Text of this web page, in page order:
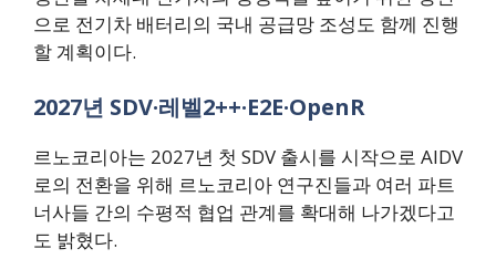
으로 전기차 배터리의 국내 공급망 조성도 함께 진행
할 계획이다.
2027년 SDV·레벨2++·E2E·OpenR
르노코리아는 2027년 첫 SDV 출시를 시작으로 AIDV
로의 전환을 위해 르노코리아 연구진들과 여러 파트
너사들 간의 수평적 협업 관계를 확대해 나가겠다고
도 밝혔다.